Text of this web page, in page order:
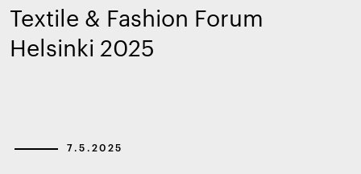
Textile & Fashion Forum
Helsinki 2025
7.5.2025